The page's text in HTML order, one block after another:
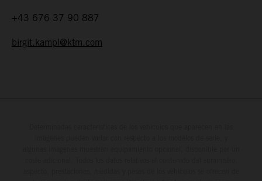
+43 676 37 90 887
birgit.kampl@ktm.com